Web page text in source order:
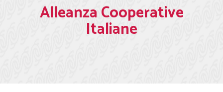
Alleanza Cooperative
Italiane